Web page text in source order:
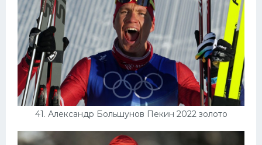
41. Александр Большунов Пекин 2022 золото